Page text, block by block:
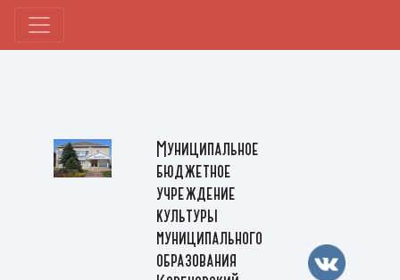
Муниципальное
бюджетное
учреждение
культуры
муниципального
образования